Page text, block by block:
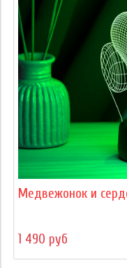
Медвежонок и
1 490 руб